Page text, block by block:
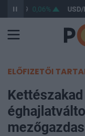
363,39 0,06% USD/
ELŐFIZETŐI